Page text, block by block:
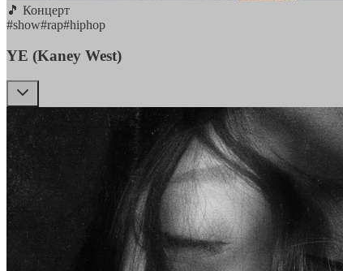
🎵 Концерт
#show#rap#hiphop
YE (Kaney West)